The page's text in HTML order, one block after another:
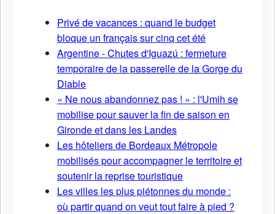
Privé de vacances : quand le budget
bloque un français sur cinq cet été
Argentine - Chutes d'Iguazú : fermeture
temporaire de la passerelle de la Gorge du
Diable
« Ne nous abandonnez pas ! » : l'Umih se
mobilise pour sauver la fin de saison en
Gironde et dans les Landes
Les hôteliers de Bordeaux Métropole
mobilisés pour accompagner le territoire et
soutenir la reprise touristique
Les villes les plus piétonnes du monde :
où partir quand on veut tout faire à pied ?